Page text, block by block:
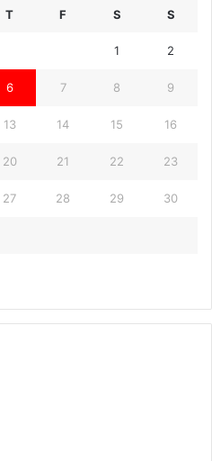
T F S S
1 2
6 7 8 9
13 14 15 16
20 21 22 23
27 28 29 30